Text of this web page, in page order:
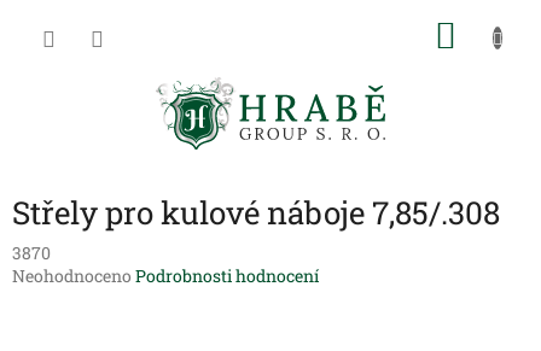
Střely pro kulové náboje 7,85/.308
3870
Průměrné
Neohodnoceno Podrobnosti hodnocení